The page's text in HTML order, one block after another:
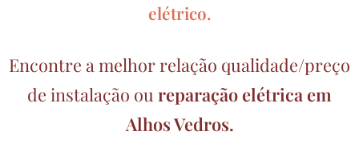
elétrico.
Encontre a melhor relação qualidade/preço
de instalação ou reparação elétrica em
Alhos Vedros.